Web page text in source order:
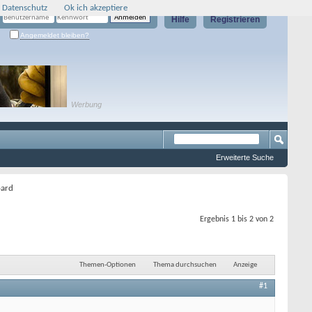
Registrieren
Hilfe
Angemeldet bleiben?
Werbung
Erweiterte Suche
Ergebnis 1 bis 2 von 2
Themen-Optionen Thema durchsuchen Anzeige
#1
Ok ich akzeptiere